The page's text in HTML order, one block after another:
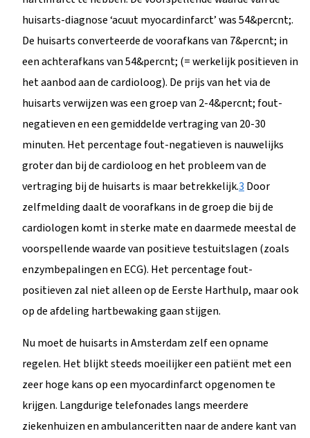
huisarts-diagnose ‘acuut myocardinfarct’ was 54&percnt;.
De huisarts converteerde de voorafkans van 7&percnt; in
een achterafkans van 54&percnt; (= werkelijk positieven in
het aanbod aan de cardioloog). De prijs van het via de
huisarts verwijzen was een groep van 2-4&percnt; fout-
negatieven en een gemiddelde vertraging van 20-30
minuten. Het percentage fout-negatieven is nauwelijks
groter dan bij de cardioloog en het probleem van de
vertraging bij de huisarts is maar betrekkelijk.3 Door
zelfmelding daalt de voorafkans in de groep die bij de
cardiologen komt in sterke mate en daarmede meestal de
voorspellende waarde van positieve testuitslagen (zoals
enzymbepalingen en ECG). Het percentage fout-
positieven zal niet alleen op de Eerste Harthulp, maar ook
op de afdeling hartbewaking gaan stijgen.
Nu moet de huisarts in Amsterdam zelf een opname
regelen. Het blijkt steeds moeilijker een patiënt met een
zeer hoge kans op een myocardinfarct opgenomen te
krijgen. Langdurige telefonades langs meerdere
ziekenhuizen en ambulanceritten naar de andere kant van